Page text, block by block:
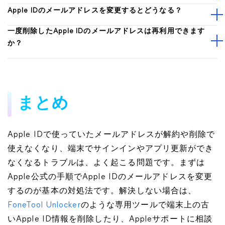
Apple IDのメールアドレスを変更するとどうなる？
一度削除したApple IDのメールアドレスは再利用できます
か？
まとめ
Apple IDで使っていたメールアドレスが解約や削除で
使えなくなり、端末でサインインやアプリ更新ができ
なくなるトラブルは、よく起こる問題です。まずは
Apple公式の手順でApple IDのメールアドレスを変更
するのが基本の対処法です。解決しない場合は、
FoneTool Unlockerのような専用ツールで端末上の古
いApple ID情報を削除したり、Appleサポートに相談